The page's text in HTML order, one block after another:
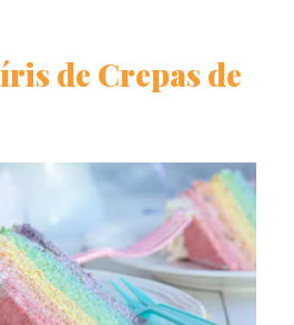
de Crepas de